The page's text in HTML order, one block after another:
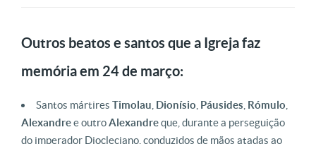
Outros beatos e santos que a Igreja faz
memória em 24 de março:
Santos mártires Timolau Dionísio Páusides Rómulo
Alexandree outroAlexandreque, durante a perseguição
do imperador Diocleciano, conduzidos de mãos atadas ao